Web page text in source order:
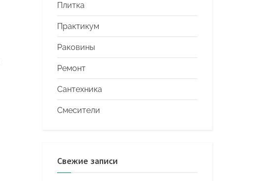
Плитка
Практикум
Раковины
Ремонт
Сантехника
Смесители
Свежие записи